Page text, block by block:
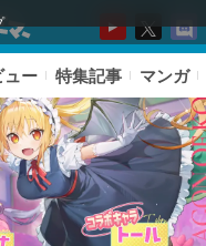
ュー 特集記事 マンガ